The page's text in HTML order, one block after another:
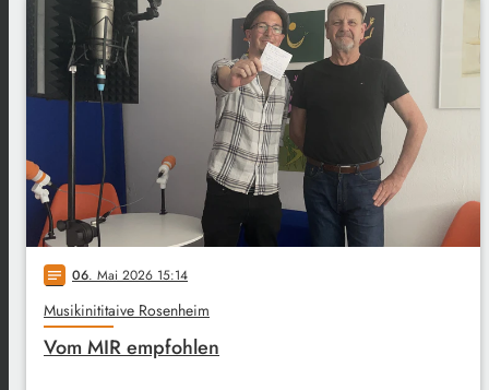
notes 06. Mai 2026 15:14
Musikinititaive Rosenheim
Vom MIR empfohlen